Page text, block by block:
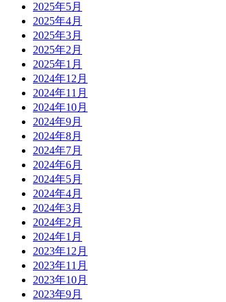
2025年5月
2025年4月
2025年3月
2025年2月
2025年1月
2024年12月
2024年11月
2024年10月
2024年9月
2024年8月
2024年7月
2024年6月
2024年5月
2024年4月
2024年3月
2024年2月
2024年1月
2023年12月
2023年11月
2023年10月
2023年9月